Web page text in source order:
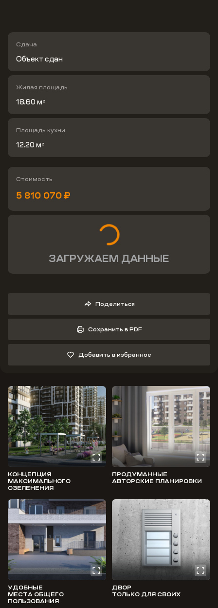
Сдача
Объект сдан
Жилая площадь
18.60 м 2
Площадь кухни
12.20 м 2
Стоимость
5 810 070 ₽
ЗАГРУЖАЕМ ДАННЫЕ
Поделиться
Сохранить в PDF
Добавить в избранное
КОНЦЕПЦИЯ
МАКСИМАЛЬНОГО
ОЗЕЛЕНЕНИЯ
ПРОДУМАННЫЕ
АВТОРСКИЕ ПЛАНИРОВКИ
УДОБНЫЕ
МЕСТА ОБЩЕГО
ПОЛЬЗОВАНИЯ
ДВОР
ТОЛЬКО ДЛЯ СВОИХ